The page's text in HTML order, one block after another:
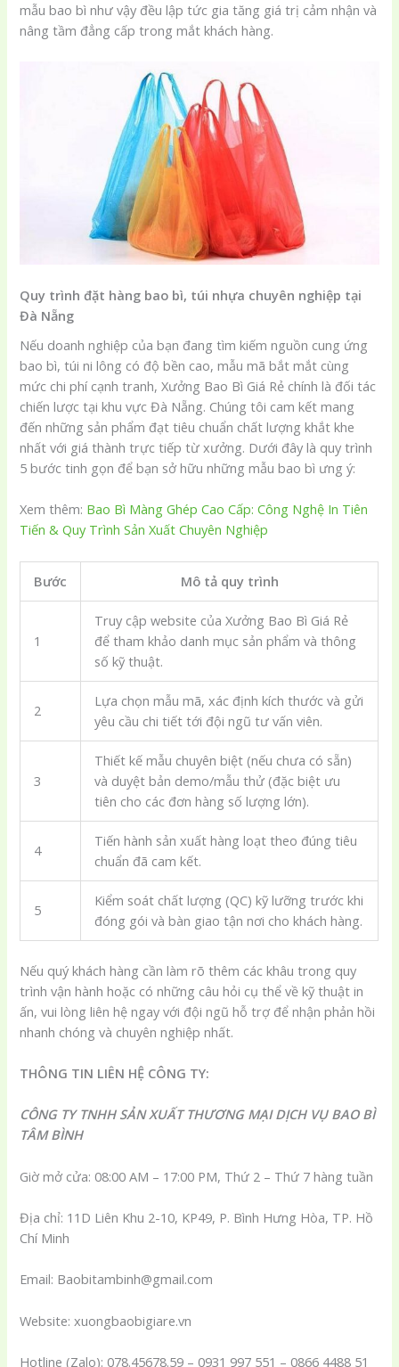
mẫu bao bì như vậy đều lập tức gia tăng giá trị cảm nhận và
nâng tầm đẳng cấp trong mắt khách hàng.
Quy trình đặt hàng bao bì, túi nhựa chuyên nghiệp tại
Đà Nẵng
Nếu doanh nghiệp của bạn đang tìm kiếm nguồn cung ứng
bao bì, túi ni lông có độ bền cao, mẫu mã bắt mắt cùng
mức chi phí cạnh tranh, Xưởng Bao Bì Giá Rẻ chính là đối tác
chiến lược tại khu vực Đà Nẵng. Chúng tôi cam kết mang
đến những sản phẩm đạt tiêu chuẩn chất lượng khắt khe
nhất với giá thành trực tiếp từ xưởng. Dưới đây là quy trình
5 bước tinh gọn để bạn sở hữu những mẫu bao bì ưng ý:
Xem thêm: Bao Bì Màng Ghép Cao Cấp: Công Nghệ In Tiên
Tiến & Quy Trình Sản Xuất Chuyên Nghiệp
Bước Mô tả quy trình
1
Truy cập website của Xưởng Bao Bì Giá Rẻ
để tham khảo danh mục sản phẩm và thông
số kỹ thuật.
2
Lựa chọn mẫu mã, xác định kích thước và gửi
yêu cầu chi tiết tới đội ngũ tư vấn viên.
3
Thiết kế mẫu chuyên biệt (nếu chưa có sẵn)
và duyệt bản demo/mẫu thử (đặc biệt ưu
tiên cho các đơn hàng số lượng lớn).
4
Tiến hành sản xuất hàng loạt theo đúng tiêu
chuẩn đã cam kết.
5
Kiểm soát chất lượng (QC) kỹ lưỡng trước khi
đóng gói và bàn giao tận nơi cho khách hàng.
Nếu quý khách hàng cần làm rõ thêm các khâu trong quy
trình vận hành hoặc có những câu hỏi cụ thể về kỹ thuật in
ấn, vui lòng liên hệ ngay với đội ngũ hỗ trợ để nhận phản hồi
nhanh chóng và chuyên nghiệp nhất.
THÔNG TIN LIÊN HỆ CÔNG TY:
CÔNG TY TNHH SẢN XUẤT THƯƠNG MẠI DỊCH VỤ BAO BÌ
TÂM BÌNH
Giờ mở cửa: 08:00 AM – 17:00 PM, Thứ 2 – Thứ 7 hàng tuần
Địa chỉ: 11D Liên Khu 2-10, KP49, P. Bình Hưng Hòa, TP. Hồ
Chí Minh
Email: Baobitambinh@gmail.com
Website: xuongbaobigiare.vn
Hotline (Zalo): 078.45678.59 – 0931 997 551 – 0866 4488 51